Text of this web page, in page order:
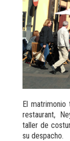
El matrimonio
restaurant,
taller de
su despacho.